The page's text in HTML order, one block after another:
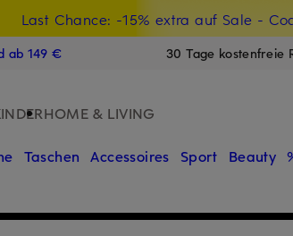
Last Chance: -15% extra auf Sale -
15€-Willkommensgutschein mit
ab 149 € 30 Tage kostenfreie
HOME & LIVING
Taschen Accessoires Sport Beauty